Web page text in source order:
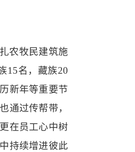
农牧民建筑施
15名，藏族20
新年等重要节
通过传帮带，
在员工心中树
持续增进彼此